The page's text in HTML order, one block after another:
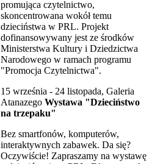
promująca czytelnictwo,
skoncentrowana wokół temu
dzieciństwa w PRL. Projekt
dofinansowywany jest ze środków
Ministerstwa Kultury i Dziedzictwa
Narodowego w ramach programu
"Promocja Czytelnictwa".
15 września - 24 listopada, Galeria
Atanazego Wystawa "Dzieciństwo
na trzepaku"
Bez smartfonów, komputerów,
interaktywnych zabawek. Da się?
Oczywiście! Zapraszamy na wystawę